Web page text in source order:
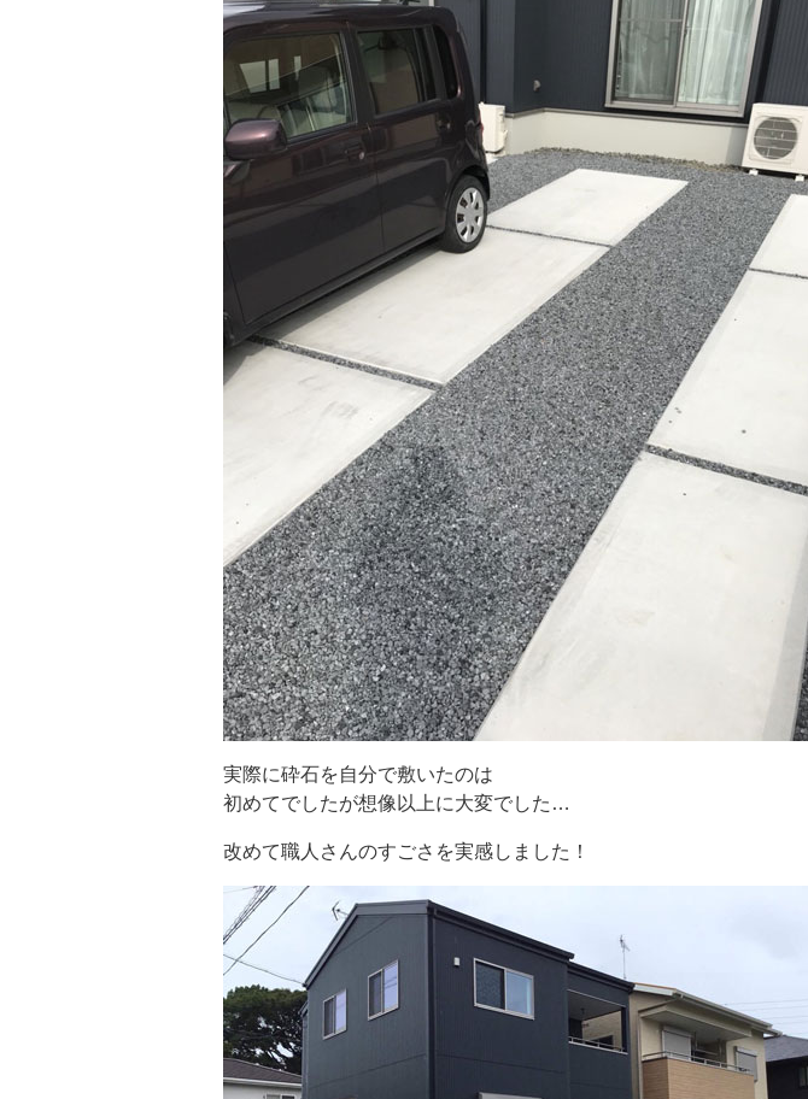
実際に砕石を自分で敷いたのは
初めてでしたが想像以上に大変でした…
改めて職人さんのすごさを実感しました！